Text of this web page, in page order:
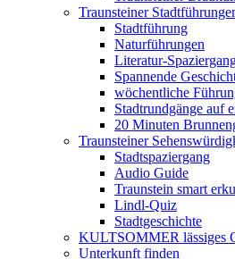
Traunsteiner
Stadtführung
Naturführungen
Literatur-
Spannende
wöchentliche
Stadtrundgänge auf
20 Minuten
Traunsteiner
Stadtspaziergang
Audio Guide
Traunstein smart
Lindl-Quiz
Stadtgeschichte
KULTSOMMER lässiges
Unterkunft finden